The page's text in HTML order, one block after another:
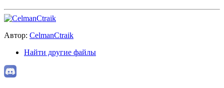
Автор: CelmanCtraik
Найти другие файлы